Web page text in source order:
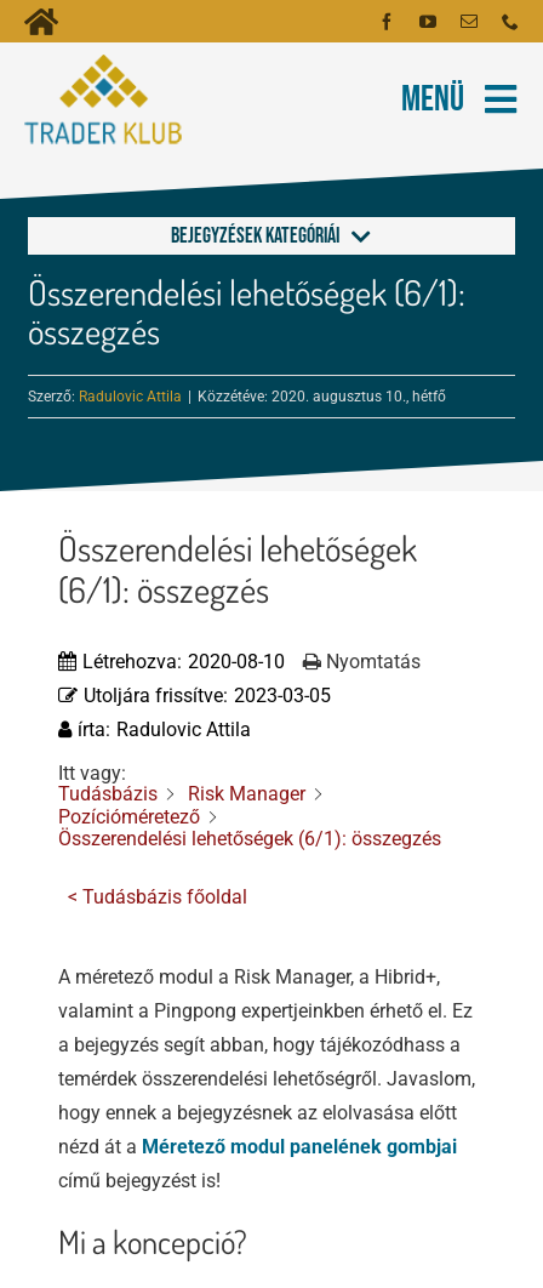
Kihagyás
Toggle
Navigation
Kezdőoldal
Fiókom
Menü
Oktatóanyagok
Tartalmak
Képzés
Robotok
Tőzsdeklub
Bejegyzések kategóriái
Általános, Kijelző
Hibrid+
Menedzselés
Összerendelési lehetőségek (6/1):
összegzés
Szerző: Radulovic Attila Közzétéve: 2020. augusztus 10., hétfő
Összerendelési lehetőségek
(6/1): összegzés
Létrehozva: 2020-08-10
Utoljára frissítve: 2023-03-05
írta: Radulovic Attila
Nyomtatás
Itt vagy:
Tudásbázis
Risk Manager
Pozícióméretező
Összerendelési lehetőségek (6/1): összegzés
< Tudásbázis főoldal
A méretező modul a Risk Manager, a Hibrid+,
valamint a Pingpong expertjeinkben érhető el. Ez
a bejegyzés segít abban, hogy tájékozódhass a
temérdek összerendelési lehetőségről. Javaslom,
hogy ennek a bejegyzésnek az elolvasása előtt
nézd át a Méretező modul panelének gombjai
című bejegyzést is!
Mi a koncepció?